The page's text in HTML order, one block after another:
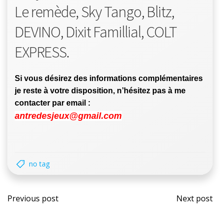
Le remède, Sky Tango, Blitz,
DEVINO, Dixit Famillial, COLT
EXPRESS.
Si vous désirez des informations complémentaires
je reste à votre disposition, n’hésitez pas à me
contacter par email :
antredesjeux@gmail.com
no tag
Post
Previous post
Post
Next post